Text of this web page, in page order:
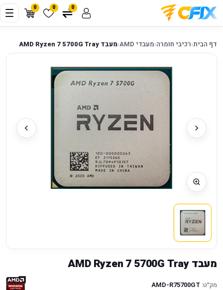
0 0 0
דף הבית‹רכיבי חומרה‹מעבדי AMD ‹מעבד AMD Ryzen 7 5700G Tray
מעבד AMD Ryzen 7 5700G Tray
מק״ט: AMD-R75700GT